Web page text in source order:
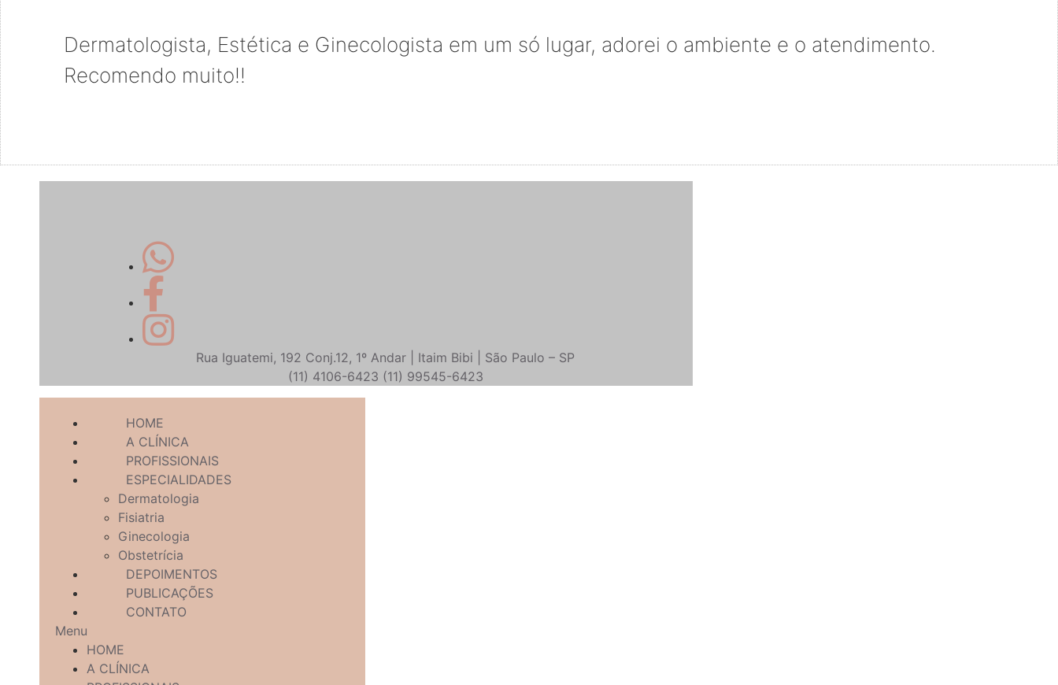
Dermatologista, Estética e Ginecologista em um só lugar, adorei o ambiente e o atendimento.
Recomendo muito!!
Rua Iguatemi, 192 Conj.12, 1º Andar | Itaim Bibi | São Paulo – SP
​(11) 4106-6423 (11) 99545-6423
HOME
A CLÍNICA
PROFISSIONAIS
ESPECIALIDADES
Dermatologia
Fisiatria
Ginecologia
Obstetrícia
DEPOIMENTOS
PUBLICAÇÕES
CONTATO
Menu
HOME
A CLÍNICA